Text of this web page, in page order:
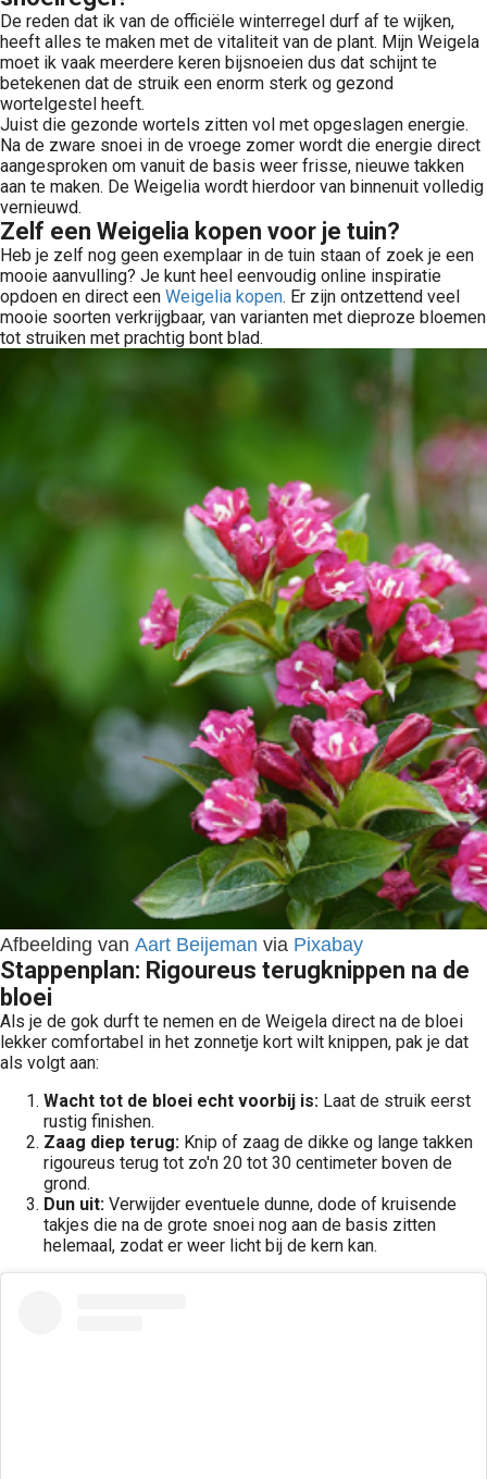
De reden dat ik van de officiële winterregel durf af te wijken,
heeft alles te maken met de vitaliteit van de plant. Mijn Weigela
moet ik vaak meerdere keren bijsnoeien dus dat schijnt te
betekenen dat de struik een enorm sterk og gezond
wortelgestel heeft.
Juist die gezonde wortels zitten vol met opgeslagen energie.
Na de zware snoei in de vroege zomer wordt die energie direct
aangesproken om vanuit de basis weer frisse, nieuwe takken
aan te maken. De Weigelia wordt hierdoor van binnenuit volledig
vernieuwd.
Zelf een Weigelia kopen voor je tuin?
Heb je zelf nog geen exemplaar in de tuin staan of zoek je een
mooie aanvulling? Je kunt heel eenvoudig online inspiratie
opdoen en direct een Weigelia kopen. Er zijn ontzettend veel
mooie soorten verkrijgbaar, van varianten met dieproze bloemen
tot struiken met prachtig bont blad.
Afbeelding van Aart Beijeman via Pixabay
Stappenplan: Rigoureus terugknippen na de
bloei
Als je de gok durft te nemen en de Weigela direct na de bloei
lekker comfortabel in het zonnetje kort wilt knippen, pak je dat
als volgt aan:
Wacht tot de bloei echt voorbij is: Laat de struik eerst
rustig finishen.
Zaag diep terug: Knip of zaag de dikke og lange takken
rigoureus terug tot zo'n 20 tot 30 centimeter boven de
grond.
Dun uit: Verwijder eventuele dunne, dode of kruisende
takjes die na de grote snoei nog aan de basis zitten
helemaal, zodat er weer licht bij de kern kan.